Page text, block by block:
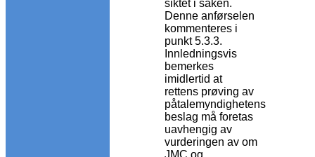
siktet i saken.
Denne anførselen
kommenteres i
punkt 5.3.3.
Innledningsvis
bemerkes
imidlertid at
rettens prøving av
påtalemyndighetens
beslag må foretas
uavhengig av
vurderingen av om